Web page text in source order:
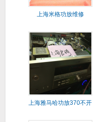
上海米格功放维修
上海雅马哈功放370不开